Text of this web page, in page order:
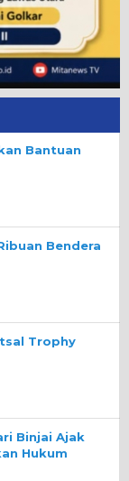
Bantuan
Bendera
Trophy
Binjai Ajak
Hukum